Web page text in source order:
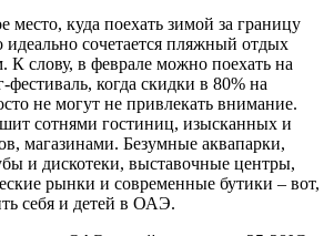
место, куда поехать зимой за границу
идеально сочетается пляжный отдых
К слову, в феврале можно поехать на
когда скидки в 80% на
не могут не привлекать внимание.
сотнями гостиниц, изысканных и
магазинами. Безумные аквапарки,
и дискотеки, выставочные центры,
рынки и современные бутики – вот,
себя и детей в ОАЭ.